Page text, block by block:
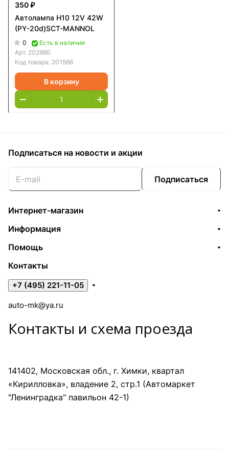
350 ₽
Автолампа H10 12V 42W
(PY-20d)SCT-MANNOL
0
Есть в наличии
Арт. 202990
Код товара. 201566
В корзину
Подписаться на новости и акции
Подписаться
Интернет-магазин
Информация
Помощь
Контакты
+7 (495) 221-11-05
auto-mk@ya.ru
Контакты и схема проезда
141402, Московская обл., г. Химки, квартал
«Кирилловка», владение 2, стр.1 (Автомаркет
"Ленинградка" павильон 42-1)